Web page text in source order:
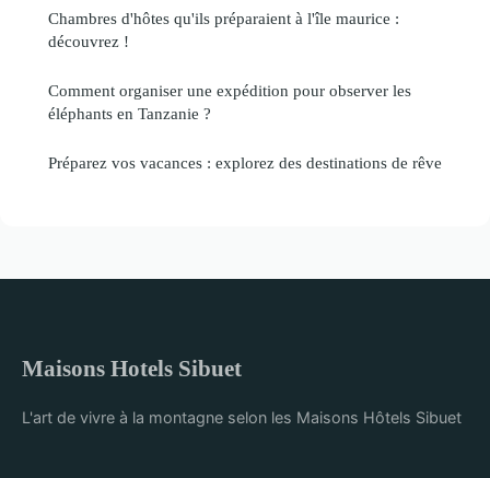
Chambres d'hôtes qu'ils préparaient à l'île maurice :
découvrez !
Comment organiser une expédition pour observer les
éléphants en Tanzanie ?
Préparez vos vacances : explorez des destinations de rêve
Maisons Hotels Sibuet
L'art de vivre à la montagne selon les Maisons Hôtels Sibuet